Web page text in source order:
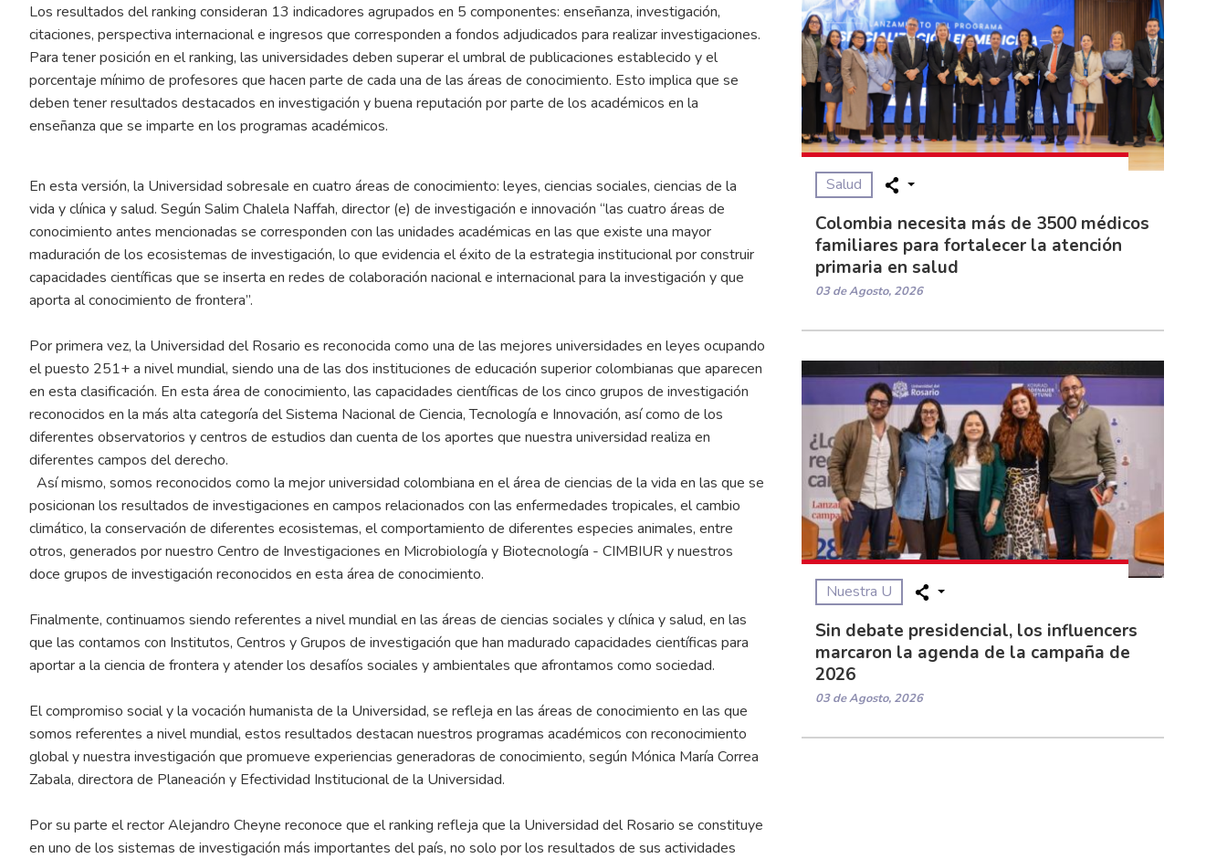
Los resultados del ranking consideran 13 indicadores agrupados en 5 componentes: enseñanza, investigación,
citaciones, perspectiva internacional e ingresos que corresponden a fondos adjudicados para realizar investigaciones.
Para tener posición en el ranking, las universidades deben superar el umbral de publicaciones establecido y el
porcentaje mínimo de profesores que hacen parte de cada una de las áreas de conocimiento. Esto implica que se
deben tener resultados destacados en investigación y buena reputación por parte de los académicos en la
enseñanza que se imparte en los programas académicos.
En esta versión, la Universidad sobresale en cuatro áreas de conocimiento: leyes, ciencias sociales, ciencias de la
vida y clínica y salud. Según Salim Chalela Naffah, director (e) de investigación e innovación “las cuatro áreas de
conocimiento antes mencionadas se corresponden con las unidades académicas en las que existe una mayor
maduración de los ecosistemas de investigación, lo que evidencia el éxito de la estrategia institucional por construir
capacidades científicas que se inserta en redes de colaboración nacional e internacional para la investigación y que
aporta al conocimiento de frontera”.
Por primera vez, la Universidad del Rosario es reconocida como una de las mejores universidades en leyes ocupando
el puesto 251+ a nivel mundial, siendo una de las dos instituciones de educación superior colombianas que aparecen
en esta clasificación. En esta área de conocimiento, las capacidades científicas de los cinco grupos de investigación
reconocidos en la más alta categoría del Sistema Nacional de Ciencia, Tecnología e Innovación, así como de los
diferentes observatorios y centros de estudios dan cuenta de los aportes que nuestra universidad realiza en
diferentes campos del derecho.
Así mismo, somos reconocidos como la mejor universidad colombiana en el área de ciencias de la vida en las que se
posicionan los resultados de investigaciones en campos relacionados con las enfermedades tropicales, el cambio
climático, la conservación de diferentes ecosistemas, el comportamiento de diferentes especies animales, entre
otros, generados por nuestro Centro de Investigaciones en Microbiología y Biotecnología - CIMBIUR y nuestros
doce grupos de investigación reconocidos en esta área de conocimiento.
Finalmente, continuamos siendo referentes a nivel mundial en las áreas de ciencias sociales y clínica y salud, en las
que las contamos con Institutos, Centros y Grupos de investigación que han madurado capacidades científicas para
aportar a la ciencia de frontera y atender los desafíos sociales y ambientales que afrontamos como sociedad.
El compromiso social y la vocación humanista de la Universidad, se refleja en las áreas de conocimiento en las que
somos referentes a nivel mundial, estos resultados destacan nuestros programas académicos con reconocimiento
global y nuestra investigación que promueve experiencias generadoras de conocimiento, según Mónica María Correa
Zabala, directora de Planeación y Efectividad Institucional de la Universidad.
Por su parte el rector Alejandro Cheyne reconoce que el ranking refleja que la Universidad del Rosario se constituye
en uno de los sistemas de investigación más importantes del país, no solo por los resultados de sus actividades
Salud
Colombia necesita más de 3500 médicos
familiares para fortalecer la atención
primaria en salud
03 de Agosto, 2026
Nuestra U
Sin debate presidencial, los influencers
marcaron la agenda de la campaña de
2026
03 de Agosto, 2026